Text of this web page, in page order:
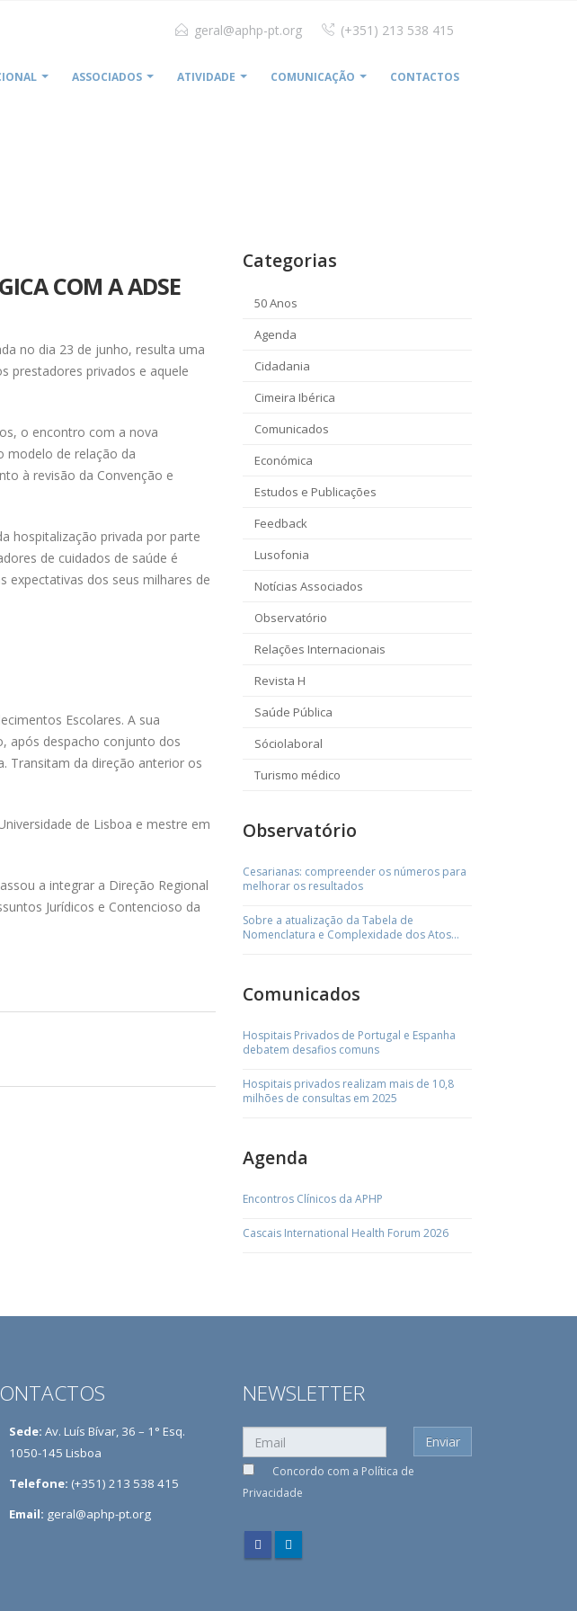
geral@aphp-pt.org (+351) 213 538 415
ASSOCIADOS ATIVIDADE COMUNICAÇÃO CONTACTOS
COM A ADSE
no dia 23 de junho, resulta uma
prestadores privados e aquele
o encontro com a nova
modelo de relação da
à revisão da Convenção e
hospitalização privada por parte
de cuidados de saúde é
expectativas dos seus milhares de
Escolares. A sua
após despacho conjunto dos
Transitam da direção anterior os
de Lisboa e mestre em
a integrar a Direção Regional
Jurídicos e Contencioso da
Categorias
50 Anos
Agenda
Cidadania
Cimeira Ibérica
Comunicados
Económica
Estudos e Publicações
Feedback
Lusofonia
Notícias Associados
Observatório
Relações Internacionais
Revista H
Saúde Pública
Sóciolaboral
Turismo médico
Observatório
Cesarianas: compreender os números para
melhorar os resultados
Sobre a atualização da Tabela de
Nomenclatura e Complexidade dos Atos
Comunicados
Hospitais Privados de Portugal e Espanha
debatem desafios comuns
Hospitais privados realizam mais de 10,8
milhões de consultas em 2025
Agenda
Encontros Clínicos da APHP
Cascais International Health Forum 2026
Sede: Av. Luís Bívar, 36 – 1° Esq.
1050-145 Lisboa
Telefone: (+351) 213 538 415
Email: geral@aphp-pt.org
NEWSLETTER
Concordo com a Política de
Privacidade